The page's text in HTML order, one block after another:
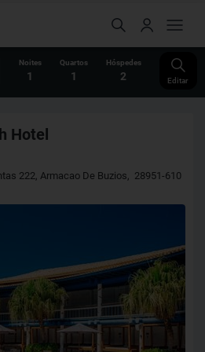
Noites
1
Quartos
1
Hóspedes
2 Editar
Hotel
222,Armacao De Buzios, 28951-610